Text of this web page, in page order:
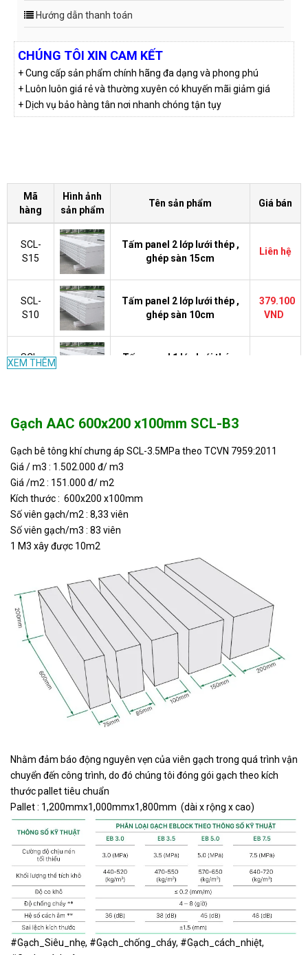
Hướng dẫn thanh toán
CHÚNG TÔI XIN CAM KẾT
+ Cung cấp sản phẩm chính hãng đa dạng và phong phú
+ Luôn luôn giá rẻ và thường xuyên có khuyến mãi giảm giá
+ Dịch vụ bảo hàng tân nơi nhanh chóng tận tụy
Mã
hàng
Hình ảnh
sản phẩm
Tên sản phẩm Giá bán
SCL-
S15
Tấm panel 2 lớp lưới thép ,
ghép sàn 15cm
Liên hệ
SCL-
S10
Tấm panel 2 lớp lưới thép ,
ghép sàn 10cm
379.100
VND
SCL-
T20
Tấm panel 1 lớp lưới thép,
T15
xây tường 15cm
SCL-
T10
Tấm panel 1 lớp lưới thép ,
SCL-
B4-
602020
Gạch AAC 600x200 x200mm
B4-
602015
Gạch AAC 600x200 x150mm
SCL-B4
VND
SCL-
B4-
062010
Gạch AAC 600x200 x100mm
SCL-B4
Liên hệ
XEM THÊM
Gạch AAC 600x200 x100mm SCL-B3
Gạch bê tông khí chưng áp SCL-3.5MPa theo TCVN 7959:2011
Giá / m3 : 1.502.000 đ/ m3
Giá /m2 : 151.000 đ/ m2
Kích thước : 600x200 x100mm
Số viên gạch/m2 : 8,33 viên
Số viên gạch/m3 : 83 viên
1 M3 xây được 10m2
Nhằm đảm báo động nguyên vẹn của viên gạch trong quá trình vận
chuyển đến công trình, do đó chúng tôi đóng gói gạch theo kích
thước pallet tiêu chuẩn
Pallet : 1,200mmx1,000mmx1,800mm (dài x rộng x cao)
#Gạch_Siêu_nhẹ, #Gạch_chống_cháy, #Gạch_cách_nhiệt,